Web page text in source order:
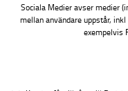
Sociala Medier avser medier
mellan användare uppstår,
exempelvis